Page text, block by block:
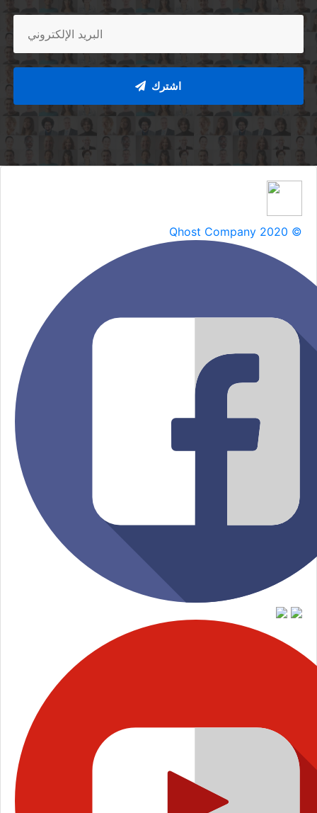
اشترك
Qhost Company 2020 ©